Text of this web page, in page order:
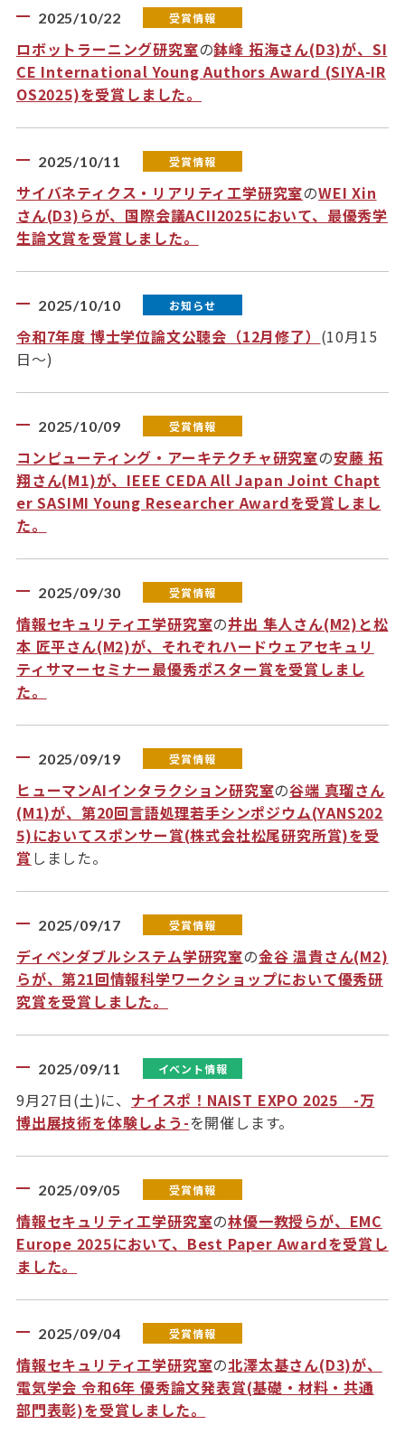
2025/10/22 受賞情報
ロボットラーニング研究室の鉢峰 拓海さん(D3)が、SI
CE International Young Authors Award (SIYA-IR
OS2025)を受賞しました。
2025/10/11 受賞情報
サイバネティクス・リアリティ工学研究室のWEI Xin
さん(D3)らが、国際会議ACII2025において、最優秀学
生論文賞を受賞しました。
2025/10/10 お知らせ
令和7年度 博士学位論文公聴会（12月修了） (10月15
日～)
2025/10/09 受賞情報
コンピューティング・アーキテクチャ研究室の安藤 拓
翔さん(M1)が、IEEE CEDA All Japan Joint Chapt
er SASIMI Young Researcher Awardを受賞しまし
た。
2025/09/30 受賞情報
情報セキュリティ工学研究室の井出 隼人さん(M2)と松
本 匠平さん(M2)が、それぞれハードウェアセキュリ
ティサマーセミナー最優秀ポスター賞を受賞しまし
た。
2025/09/19 受賞情報
ヒューマンAIインタラクション研究室の谷端 真瑠さん
(M1)が、第20回言語処理若手シンポジウム(YANS202
5)においてスポンサー賞(株式会社松尾研究所賞)を受
賞 しました。
2025/09/17 受賞情報
ディペンダブルシステム学研究室の金谷 温貴さん(M2)
らが、第21回情報科学ワークショップにおいて優秀研
究賞を受賞しました。
2025/09/11 イベント情報
9月27日(土)に、 ナイスポ！NAIST EXPO 2025 -万
博出展技術を体験しよう-を開催します。
2025/09/05 受賞情報
情報セキュリティ工学研究室の林優一教授らが、EMC
Europe 2025において、Best Paper Awardを受賞し
ました。
2025/09/04 受賞情報
情報セキュリティ工学研究室の北澤太基さん(D3)が、
電気学会 令和6年 優秀論文発表賞(基礎・材料・共通
部門表彰)を受賞しました。